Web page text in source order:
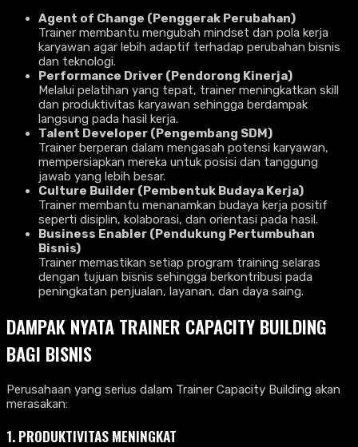
Agent of Change (Penggerak Perubahan)
Trainer membantu mengubah mindset dan pola kerja
karyawan agar lebih adaptif terhadap perubahan bisnis
dan teknologi.
Performance Driver (Pendorong Kinerja)
Melalui pelatihan yang tepat, trainer meningkatkan skill
dan produktivitas karyawan sehingga berdampak
langsung pada hasil kerja.
Talent Developer (Pengembang SDM)
Trainer berperan dalam mengasah potensi karyawan,
mempersiapkan mereka untuk posisi dan tanggung
jawab yang lebih besar.
Culture Builder (Pembentuk Budaya Kerja)
Trainer membantu menanamkan budaya kerja positif
seperti disiplin, kolaborasi, dan orientasi pada hasil.
Business Enabler (Pendukung Pertumbuhan
Bisnis)
Trainer memastikan setiap program training selaras
dengan tujuan bisnis sehingga berkontribusi pada
peningkatan penjualan, layanan, dan daya saing.
DAMPAK NYATA TRAINER CAPACITY BUILDING
BAGI BISNIS
Perusahaan yang serius dalam Trainer Capacity Building akan
merasakan:
1. PRODUKTIVITAS MENINGKAT